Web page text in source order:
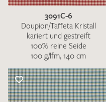
3091C-6
Doupion/Taffeta Kristall
kariert und gestreift
100% reine Seide
100 g/lfm, 140 cm